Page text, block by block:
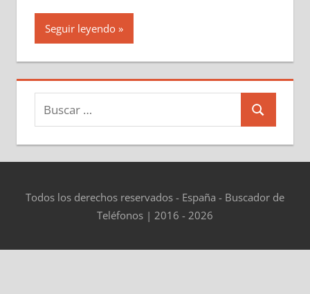
Seguir leyendo
Buscar:
Buscar
Todos los derechos reservados - España - Buscador de
Teléfonos | 2016 - 2026